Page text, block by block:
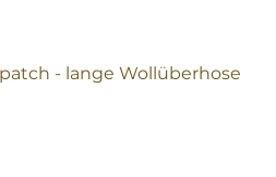
- lange Wollüberhose